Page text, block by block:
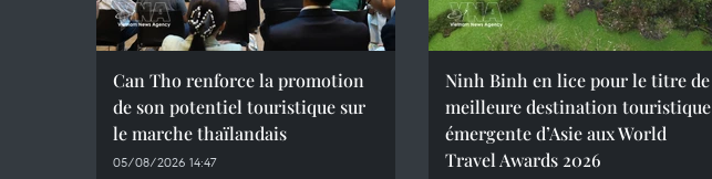
Can Tho renforce la promotion
de son potentiel touristique sur
le marche thaïlandais
05/08/2026 14:47
Ninh Binh en lice pour le titre de
meilleure destination touristique
émergente d’Asie aux World
Travel Awards 2026